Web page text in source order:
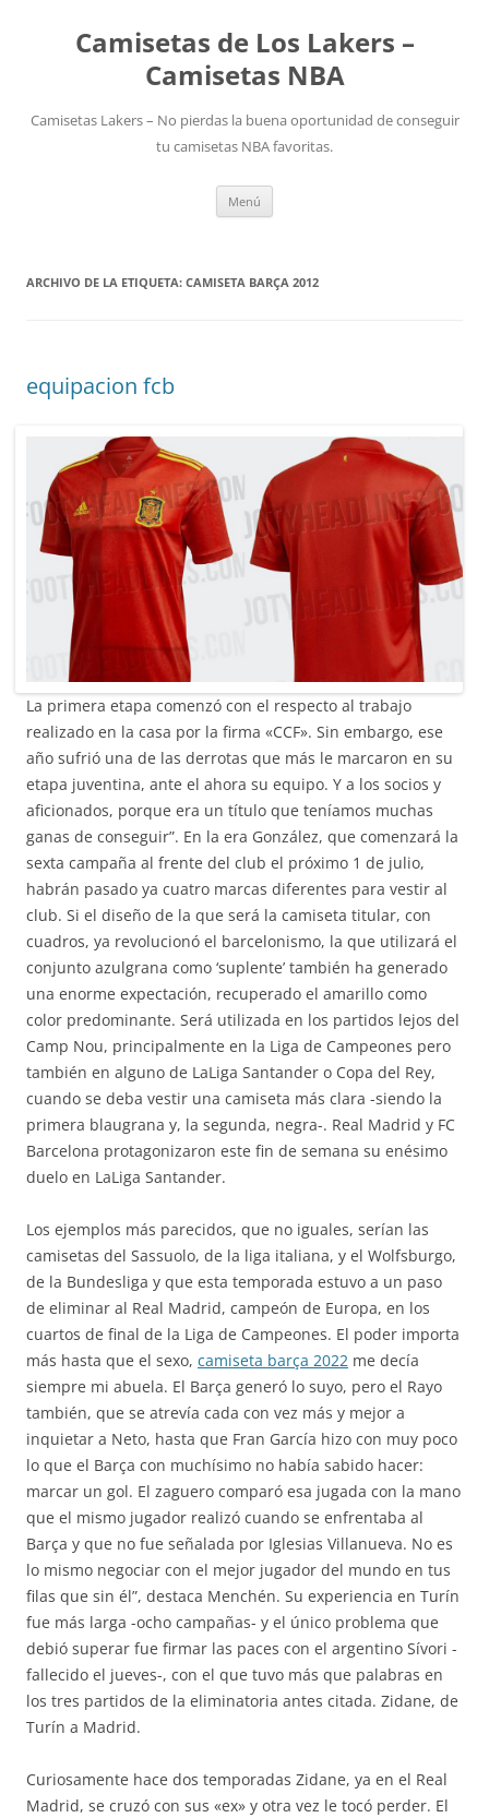
Camisetas de Los Lakers –
Camisetas NBA
Camisetas Lakers – No pierdas la buena oportunidad de conseguir
tu camisetas NBA favoritas.
Menú
ARCHIVO DE LA ETIQUETA: CAMISETA BARÇA 2012
equipacion fcb
La primera etapa comenzó con el respecto al trabajo
realizado en la casa por la firma «CCF». Sin embargo, ese
año sufrió una de las derrotas que más le marcaron en su
etapa juventina, ante el ahora su equipo. Y a los socios y
aficionados, porque era un título que teníamos muchas
ganas de conseguir”. En la era González, que comenzará la
sexta campaña al frente del club el próximo 1 de julio,
habrán pasado ya cuatro marcas diferentes para vestir al
club. Si el diseño de la que será la camiseta titular, con
cuadros, ya revolucionó el barcelonismo, la que utilizará el
conjunto azulgrana como ‘suplente’ también ha generado
una enorme expectación, recuperado el amarillo como
color predominante. Será utilizada en los partidos lejos del
Camp Nou, principalmente en la Liga de Campeones pero
también en alguno de LaLiga Santander o Copa del Rey,
cuando se deba vestir una camiseta más clara -siendo la
primera blaugrana y, la segunda, negra-. Real Madrid y FC
Barcelona protagonizaron este fin de semana su enésimo
duelo en LaLiga Santander.
Los ejemplos más parecidos, que no iguales, serían las
camisetas del Sassuolo, de la liga italiana, y el Wolfsburgo,
de la Bundesliga y que esta temporada estuvo a un paso
de eliminar al Real Madrid, campeón de Europa, en los
cuartos de final de la Liga de Campeones. El poder importa
más hasta que el sexo, camiseta barça 2022 me decía
siempre mi abuela. El Barça generó lo suyo, pero el Rayo
también, que se atrevía cada con vez más y mejor a
inquietar a Neto, hasta que Fran García hizo con muy poco
lo que el Barça con muchísimo no había sabido hacer:
marcar un gol. El zaguero comparó esa jugada con la mano
que el mismo jugador realizó cuando se enfrentaba al
Barça y que no fue señalada por Iglesias Villanueva. No es
lo mismo negociar con el mejor jugador del mundo en tus
filas que sin él”, destaca Menchén. Su experiencia en Turín
fue más larga -ocho campañas- y el único problema que
debió superar fue firmar las paces con el argentino Sívori -
fallecido el jueves-, con el que tuvo más que palabras en
los tres partidos de la eliminatoria antes citada. Zidane, de
Turín a Madrid.
Curiosamente hace dos temporadas Zidane, ya en el Real
Madrid, se cruzó con sus «ex» y otra vez le tocó perder. El